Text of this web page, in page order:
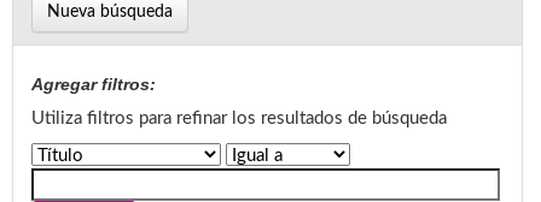
Nueva búsqueda
Agregar filtros:
Utiliza filtros para refinar los resultados de búsqueda